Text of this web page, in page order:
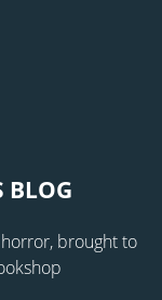
BLOG
brought to